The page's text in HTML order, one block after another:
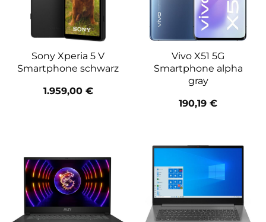
Sony Xperia 5 V
Smartphone schwarz
1.959,00 €
Vivo X51 5G
Smartphone alpha
gray
190,19 €